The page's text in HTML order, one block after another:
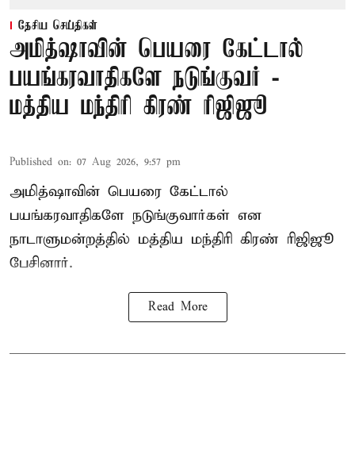
தேசிய செய்திகள்
அமித்ஷாவின் பெயரை கேட்டால்
பயங்கரவாதிகளே நடுங்குவர் -
மத்திய மந்திரி கிரண் ரிஜிஜூ
Published on: 07 Aug 2026, 9:57 pm
அமித்ஷாவின் பெயரை கேட்டால்
பயங்கரவாதிகளே நடுங்குவார்கள் என
நாடாளுமன்றத்தில் மத்திய மந்திரி கிரண் ரிஜிஜூ
பேசினார்.
Read More